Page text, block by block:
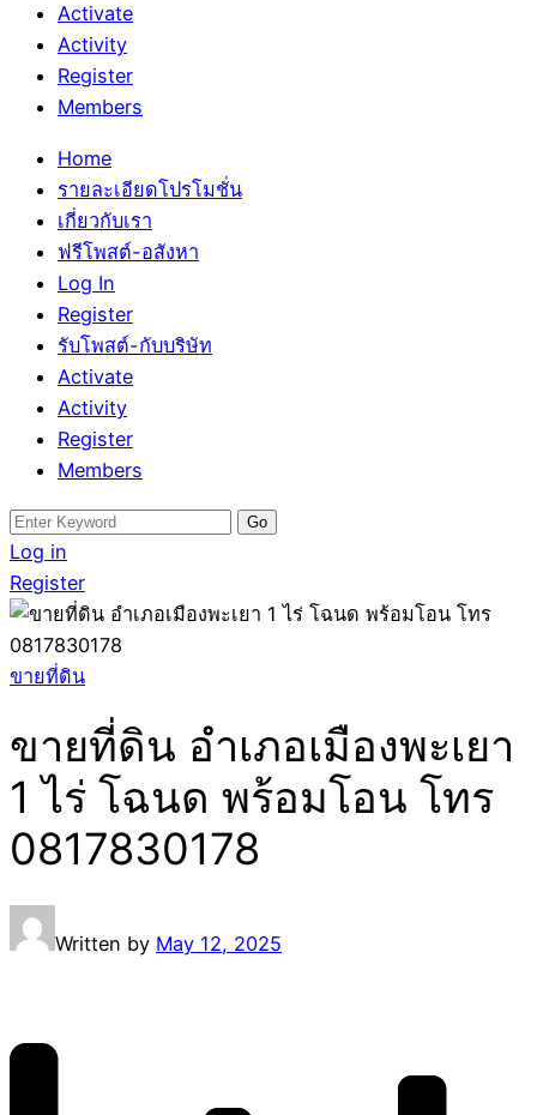
Activate
Activity
Register
Members
Home
รายละเอียดโปรโมชั่น
เกี่ยวกับเรา
ฟรีโพสต์-อสังหา
Log In
Register
รับโพสต์-กับบริษัท
Activate
Activity
Register
Members
Search
for:
Log in
Register
ขายที่ดิน
ขายที่ดิน อำเภอเมืองพะเยา
1 ไร่ โฉนด พร้อมโอน โทร
0817830178
Written by May 12, 2025